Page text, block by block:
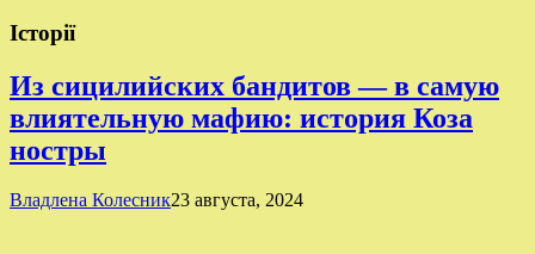
Історії
Из сицилийских бандитов — в самую
влиятельную мафию: история Коза
ностры
Владлена Колесник23 августа, 2024